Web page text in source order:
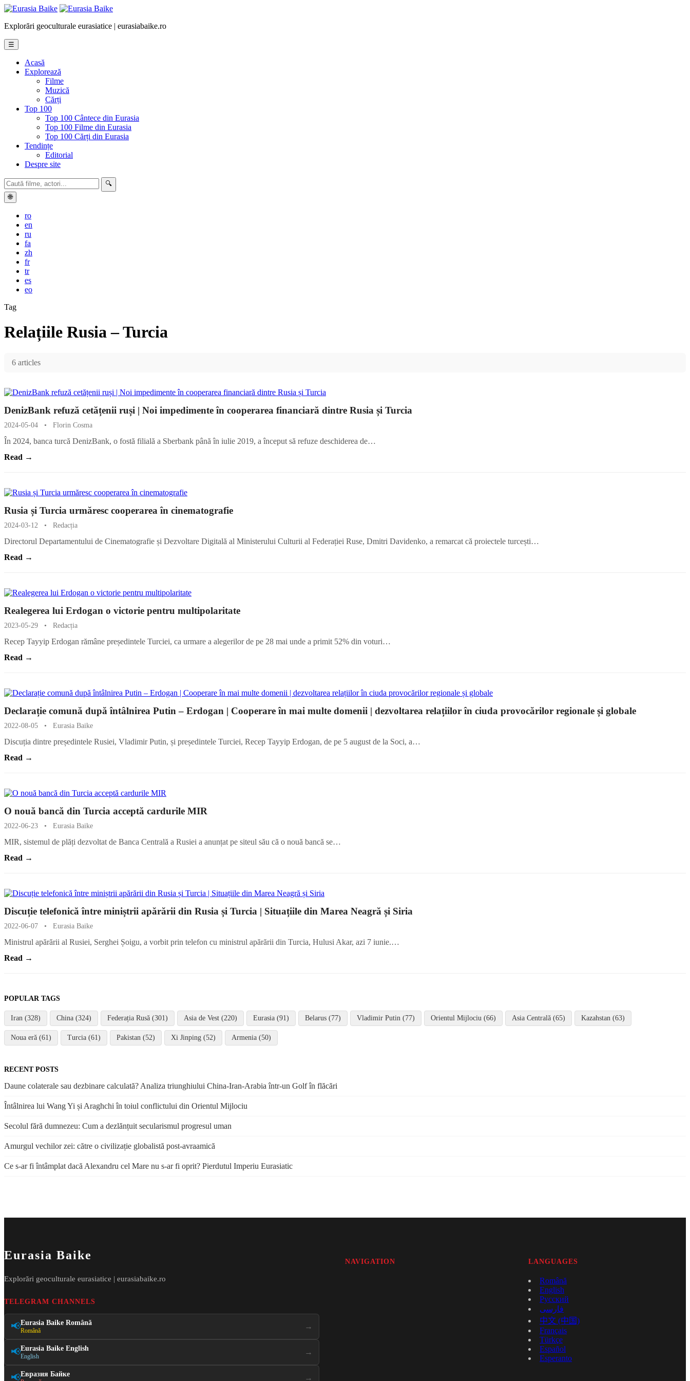
Explorări geoculturale eurasiatice | eurasiabaike.ro
☰
Acasă
Explorează
Filme
Muzică
Cărți
Top 100
Top 100 Cântece din Eurasia
Top 100 Filme din Eurasia
Top 100 Cărți din Eurasia
Tendințe
Editorial
Despre site
🔍
🌐
ro
en
ru
fa
zh
fr
tr
es
eo
Tag
Relațiile Rusia – Turcia
6 articles
DenizBank refuză cetățenii ruși | Noi impedimente în cooperarea financiară dintre Rusia și Turcia
2024-05-04 • Florin Cosma
În 2024, banca turcă DenizBank, o fostă filială a Sberbank până în iulie 2019, a început să refuze deschiderea de…
Read →
Rusia și Turcia urmăresc cooperarea în cinematografie
2024-03-12 • Redacția
Directorul Departamentului de Cinematografie și Dezvoltare Digitală al Ministerului Culturii al Federației Ruse, Dmitri Davidenko, a remarcat că proiectele turcești…
Read →
Realegerea lui Erdogan o victorie pentru multipolaritate
2023-05-29 • Redacția
Recep Tayyip Erdogan rămâne președintele Turciei, ca urmare a alegerilor de pe 28 mai unde a primit 52% din voturi…
Read →
Declarație comună după întâlnirea Putin – Erdogan | Cooperare în mai multe domenii | dezvoltarea relațiilor în ciuda provocărilor regionale și globale
2022-08-05 • Eurasia Baike
Discuția dintre președintele Rusiei, Vladimir Putin, și președintele Turciei, Recep Tayyip Erdogan, de pe 5 august de la Soci, a…
Read →
O nouă bancă din Turcia acceptă cardurile MIR
2022-06-23 • Eurasia Baike
MIR, sistemul de plăți dezvoltat de Banca Centrală a Rusiei a anunțat pe siteul său că o nouă bancă se…
Read →
Discuție telefonică între miniștrii apărării din Rusia și Turcia | Situațiile din Marea Neagră și Siria
2022-06-07 • Eurasia Baike
Ministrul apărării al Rusiei, Serghei Șoigu, a vorbit prin telefon cu ministrul apărării din Turcia, Hulusi Akar, azi 7 iunie.…
Read →
POPULAR TAGS
Iran (328) China (324) Federația Rusă (301) Asia de Vest (220) Eurasia (91) Belarus (77) Vladimir Putin (77) Orientul Mijlociu (66) Asia Centrală (65) Kazahstan (63)
Noua eră (61) Turcia (61) Pakistan (52) Xi Jinping (52) Armenia (50)
RECENT POSTS
Daune colaterale sau dezbinare calculată? Analiza triunghiului China-Iran-Arabia într-un Golf în flăcări
Întâlnirea lui Wang Yi și Araghchi în toiul conflictului din Orientul Mijlociu
Secolul fără dumnezeu: Cum a dezlănțuit secularismul progresul uman
Amurgul vechilor zei: către o civilizație globalistă post-avraamică
Ce s-ar fi întâmplat dacă Alexandru cel Mare nu s-ar fi oprit? Pierdutul Imperiu Eurasiatic
Eurasia Baike
Explorări geoculturale eurasiatice | eurasiabaike.ro
TELEGRAM CHANNELS
📢Eurasia Baike Română
Română →
📢Eurasia Baike English
English →
📢Евразия Байке →
NAVIGATION LANGUAGES
Română
English
Русский
فارسی
中文 (中国)
Français
Türkçe
Español
Esperanto